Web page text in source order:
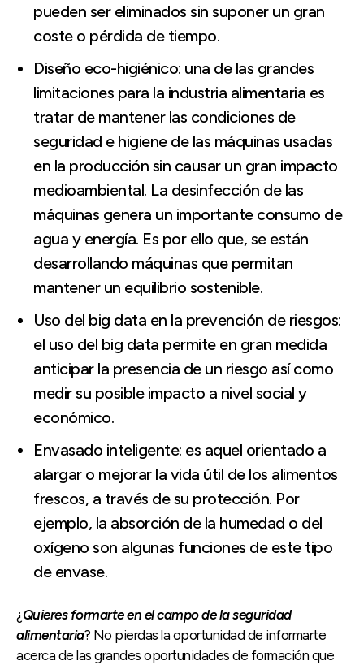
pueden ser eliminados sin suponer un gran
coste o pérdida de tiempo.
Diseño eco-higiénico: una de las grandes
limitaciones para la industria alimentaria es
tratar de mantener las condiciones de
seguridad e higiene de las máquinas usadas
en la producción sin causar un gran impacto
medioambiental. La desinfección de las
máquinas genera un importante consumo de
agua y energía. Es por ello que, se están
desarrollando máquinas que permitan
mantener un equilibrio sostenible.
Uso del big data en la prevención de riesgos:
el uso del big data permite en gran medida
anticipar la presencia de un riesgo así como
medir su posible impacto a nivel social y
económico.
Envasado inteligente: es aquel orientado a
alargar o mejorar la vida útil de los alimentos
frescos, a través de su protección. Por
ejemplo, la absorción de la humedad o del
oxígeno son algunas funciones de este tipo
de envase.
¿Quieres formarte en el campo de la seguridad
alimentaria? No pierdas la oportunidad de informarte
acerca de las grandes oportunidades de formación que